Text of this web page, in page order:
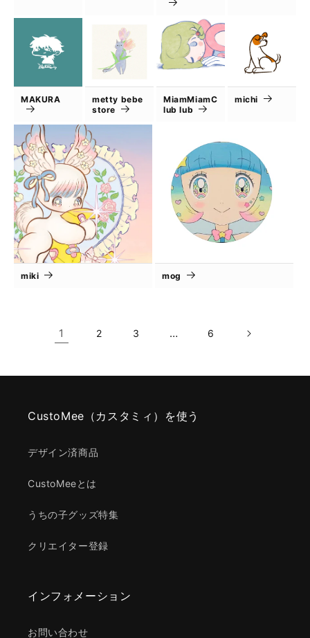
MAKURA
metty bebe
store
MiamMiamC
lub lub
michi
miki mog
1 2 3 … 6
CustoMee（カスタミィ）を使う
デザイン済商品
CustoMeeとは
うちの子グッズ特集
クリエイター登録
インフォメーション
お問い合わせ